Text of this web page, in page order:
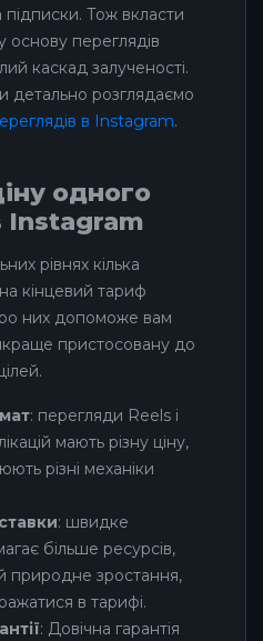
Тож вкласти
основу переглядів
каскад залученості.
розглядаємо
в Instagram.
одного
Instagram
рівнях кілька
кінцевий тариф
них допоможе вам
пристосовану до
: перегляди Reels і
мають різну ціну,
різні механіки
: швидке
більше ресурсів,
природне зростання,
в тарифі.
: Довічна гарантія